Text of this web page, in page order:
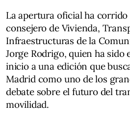
La apertura oficial ha corrido
consejero de Vivienda,
Infraestructuras de la
Jorge Rodrigo, quien ha sido
inicio a una edición que
Madrid como uno de los
debate sobre el futuro del
movilidad.